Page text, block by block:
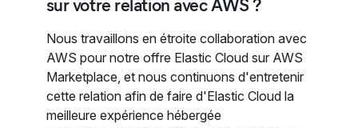
sur votre relation avec AWS ?
Nous travaillons en étroite collaboration avec
AWS pour notre offre Elastic Cloud sur AWS
Marketplace, et nous continuons d'entretenir
cette relation afin de faire d'Elastic Cloud la
meilleure expérience hébergée